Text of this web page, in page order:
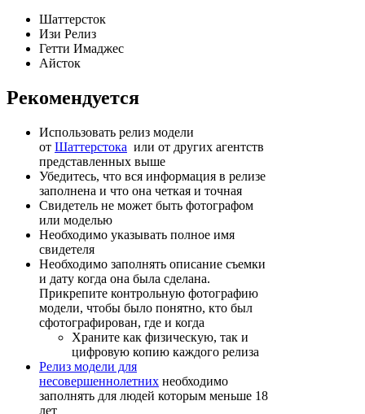
Шаттерсток
Изи Релиз
Гетти Имаджес
Айсток
Рекомендуется
Использовать релиз модели
от Шаттерстока или от других агентств
представленных выше
Убедитесь, что вся информация в релизе
заполнена и что она четкая и точная
Свидетель не может быть фотографом
или моделью
Необходимо указывать полное имя
свидетеля
Необходимо заполнять описание съемки
и дату когда она была сделана.
Прикрепите контрольную фотографию
модели, чтобы было понятно, кто был
сфотографирован, где и когда
Храните как физическую, так и
цифровую копию каждого релиза
Релиз модели для
несовершеннолетних необходимо
заполнять для людей которым меньше 18
лет